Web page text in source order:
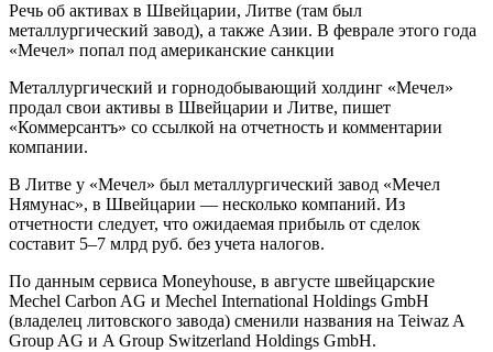
Речь об активах в Швейцарии, Литве (там был
металлургический завод), а также Азии. В феврале этого года
«Мечел» попал под американские санкции
Металлургический и горнодобывающий холдинг «Мечел»
продал свои активы в Швейцарии и Литве, пишет
«Коммерсантъ» со ссылкой на отчетность и комментарии
компании.
В Литве у «Мечел» был металлургический завод «Мечел
Нямунас», в Швейцарии — несколько компаний. Из
отчетности следует, что ожидаемая прибыль от сделок
составит 5–7 млрд руб. без учета налогов.
По данным сервиса Moneyhouse, в августе швейцарские
Mechel Carbon AG и Mechel International Holdings GmbH
(владелец литовского завода) сменили названия на Teiwaz A
Group AG и A Group Switzerland Holdings GmbH.